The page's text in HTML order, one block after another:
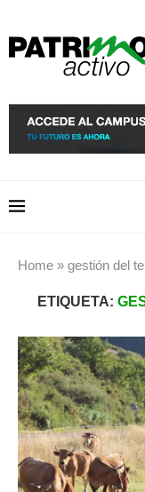
Home » gestión del
ETIQUETA: